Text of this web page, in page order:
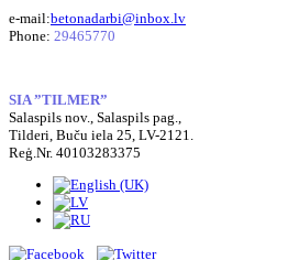
e-mail:betonadarbi@inbox.lv
Phone: 29465770
SIA ”TILMER”
Salaspils nov., Salaspils pag.,
Tilderi, Buču iela 25, LV-2121.
Reģ.Nr. 40103283375